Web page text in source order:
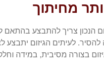
מחיתוך
הנכון צריך להתבצע בהתאם
לעיתים הגיזום יתבצע
בצורה מסיבית, במידה